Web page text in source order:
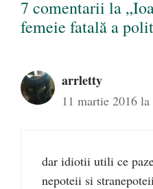
7 comentarii la
femeie fatală a
arrletty
11 martie 2016
dar idiotii utili ce
nepoteii si